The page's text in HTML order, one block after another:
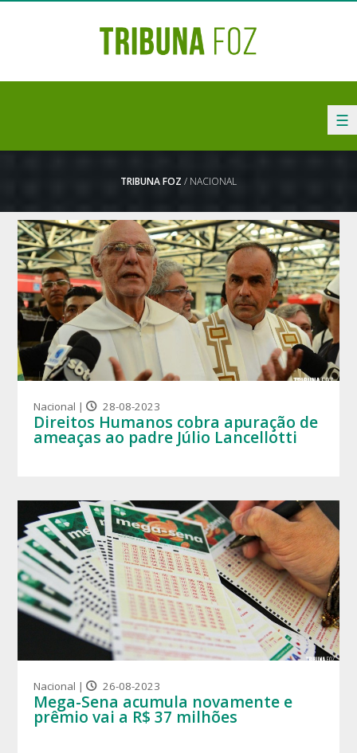
☰
TRIBUNA FOZ / NACIONAL
Nacional | 28-08-2023
Direitos Humanos cobra apuração de
ameaças ao padre Júlio Lancellotti
Nacional | 26-08-2023
Mega-Sena acumula novamente e
prêmio vai a R$ 37 milhões